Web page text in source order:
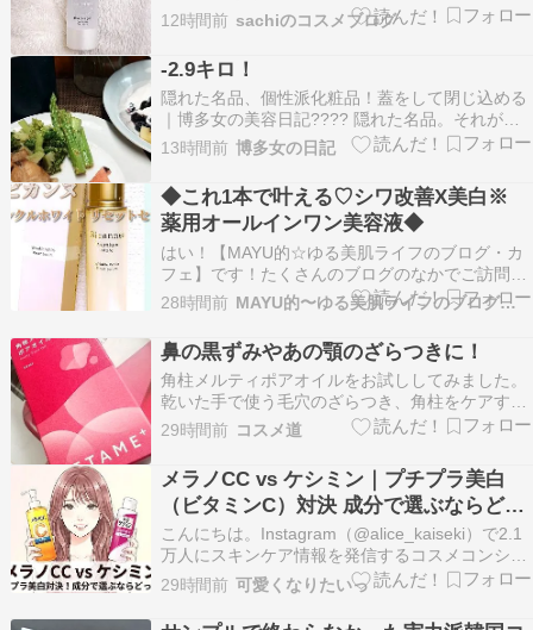
スキンケアのご紹介です！国内シェアNo1コラー
ゲンメーカーが開発した配合成分は、３つのコラ
容液だそう！デリケートな生コラーゲンの構造を
保つため「…
12時間前 sachiのコスメブログ
-2.9キロ！
隠れた名品、個性派化粧品！蓋をして閉じ込める
｜博多女の美容日記???? 隠れた名品。それが
「モイスチャーサーバー」???? サキナ化粧品に
は人気アイテムがたくさんありますが、今日はぜ
ひ知っていただきたい隠れた個性派化粧品をご紹
介します???? それが、モイスチャーサーバーで
す?…
13時間前 博多女の日記
◆これ1本で叶える♡シワ改善X美白※
薬用オールインワン美容液◆
はい！【MAYU的☆ゆる美肌ライフのブログ・カ
フェ】です！たくさんのブログのなかでご訪問
「いいね！」「フォロー」ありがとうございます
にほんブログ村 美白・美肌ランキング 『ゆる旬
食花美ライフ』のブログ・カフェPR 皆さん こん
にちは♡♡ この夏の高温、紫外線は予想以上に肌
に…
28時間前 MAYU的〜ゆる美肌ライフのブログ・カフェ
鼻の黒ずみやあの顎のざらつきに！
角柱メルティポアオイルをお試ししてみました。
乾いた手で使う毛穴のざらつき、角柱をケアする
オイルなんです。 【マラソン限定！クーポン利用
で50%OFF！】角栓メルティポアオイル 毛穴ケ
ア 美容オイル 黒ずみ いちご鼻 角栓 溶かす 除去
鼻 引き締め スキンケア 保湿 敏感肌 乾…
29時間前 コスメ道
メラノCC vs ケシミン｜プチプラ美白
（ビタミンC）対決 成分で選ぶならどっ
ち？
こんにちは。Instagram（@alice_kaiseki）で2.1
万人にスキンケア情報を発信するコスメコンシェ
ルジュエージェンシー（日本化粧品検定1級）の
ありすです ドラッグストアの美白*¹コーナーで、
ほぼ必ず隣同士に並んでいる「メラノCC」と
29時間前 可愛くなりたいっ